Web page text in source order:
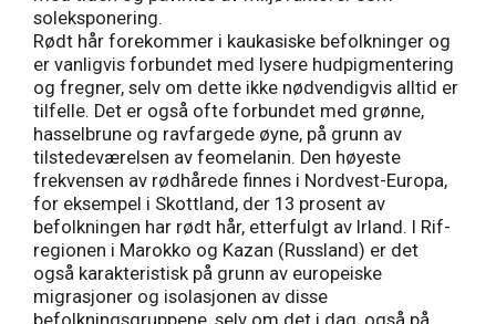
soleksponering.
Rødt hår forekommer i kaukasiske befolkninger og
er vanligvis forbundet med lysere hudpigmentering
og fregner, selv om dette ikke nødvendigvis alltid er
tilfelle. Det er også ofte forbundet med grønne,
hasselbrune og ravfargede øyne, på grunn av
tilstedeværelsen av feomelanin. Den høyeste
frekvensen av rødhårede finnes i Nordvest-Europa,
for eksempel i Skottland, der 13 prosent av
befolkningen har rødt hår, etterfulgt av Irland. I Rif-
regionen i Marokko og Kazan (Russland) er det
også karakteristisk på grunn av europeiske
migrasjoner og isolasjonen av disse
befolkningsgruppene, selv om det i dag, også på